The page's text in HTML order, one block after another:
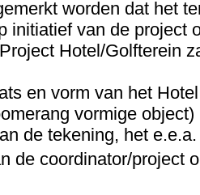
worden dat het
initiatief van de project
Hotel/Golfterein
en vorm van het
vormige
de tekening, het
de coordinator/project